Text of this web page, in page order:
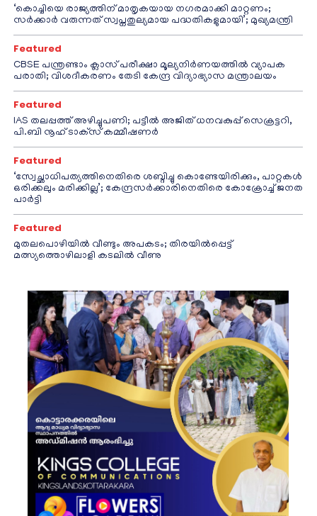
‘കൊച്ചിയെ രാജ്യത്തിന് മാതൃകയായ നഗരമാക്കി മാറ്റണം;
സർക്കാർ വരുന്നത് സ്വപ്നതുല്യമായ പദ്ധതികളുമായി’; മുഖ്യമന്ത്രി
Featured
CBSE പന്ത്രണ്ടാം ക്ലാസ് പരീക്ഷാ മൂല്യനിർണയത്തിൽ വ്യാപക
പരാതി; വിശദീകരണം തേടി കേന്ദ്ര വിദ്യാഭ്യാസ മന്ത്രാലയം
Featured
IAS തലപ്പത്ത് അഴിച്ചുപണി; പട്ടീല്‍ അജിത് ധനവകുപ്പ് സെക്രട്ടറി,
പി.ബി നൂഹ് ടാക്‌സ് കമ്മീഷണര്‍
Featured
‘സ്വേച്ഛാധിപത്യത്തിനെതിരെ ശബ്ദിച്ചു കൊണ്ടേയിരിക്കും, പാറ്റകൾ
ഒരിക്കലും മരിക്കില്ല’; കേന്ദ്രസർക്കാരിനെതിരെ കോക്രോച്ച് ജനത
പാർട്ടി
Featured
മുതലപൊഴിയിൽ വീണ്ടും അപകടം; തിരയിൽപ്പെട്ട്
മത്സ്യത്തൊഴിലാളി കടലിൽ വീണു